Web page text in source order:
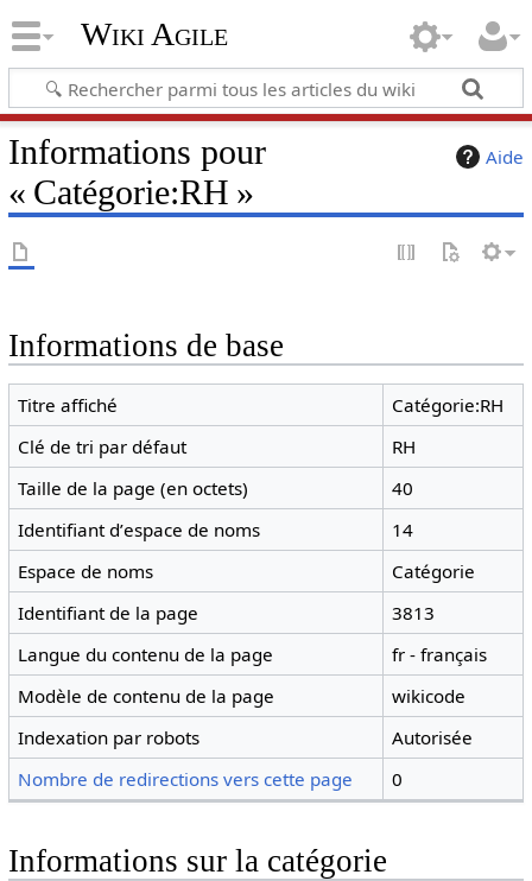
Wiki Agile
Aide
Informations pour
« Catégorie:RH »
Informations de base
Titre affiché
Catégorie:RH
Clé de tri par défaut
RH
Taille de la page (en octets)
40
Identifiant dʼespace de noms
14
Espace de noms
Catégorie
Identifiant de la page
3813
Langue du contenu de la page
fr - français
Modèle de contenu de la page
wikicode
Indexation par robots
Autorisée
Nombre de redirections vers cette page
0
Informations sur la catégorie